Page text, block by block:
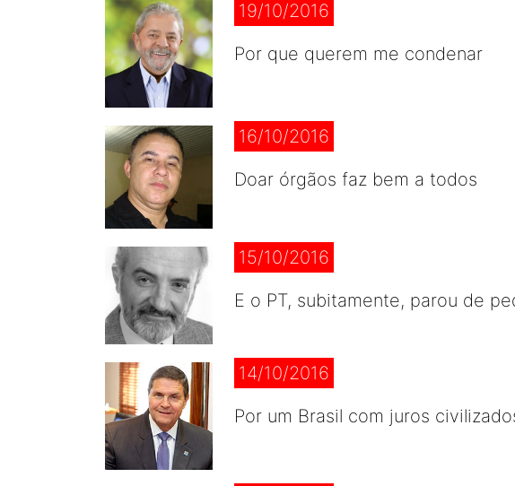
19/10/2016
Por que querem me condenar
16/10/2016
Doar órgãos faz bem a todos
15/10/2016
E o PT, subitamente, parou de
14/10/2016
Por um Brasil com juros